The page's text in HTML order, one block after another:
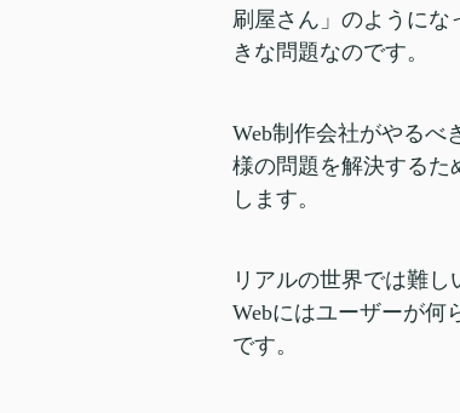
刷屋さん」のように
きな問題なのです。
Web制作会社がやるべ
様の問題を解決するた
します。
リアルの世界では難
Webにはユーザーが何
です。